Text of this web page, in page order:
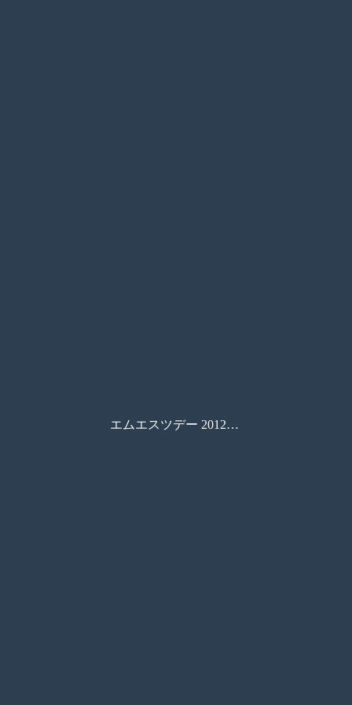
エムエスツデー 2012年4月号